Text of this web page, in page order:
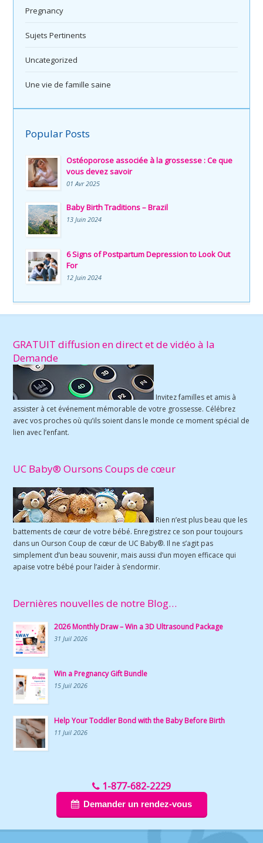
Pregnancy
Sujets Pertinents
Uncategorized
Une vie de famille saine
Popular Posts
Ostéoporose associée à la grossesse : Ce que
vous devez savoir
01 Avr 2025
Baby Birth Traditions – Brazil
13 Juin 2024
6 Signs of Postpartum Depression to Look Out
For
12 Juin 2024
GRATUIT diffusion en direct et de vidéo à la
Demande
Invitez familles et amis à
assister à cet événement mémorable de votre grossesse. Célébrez
avec vos proches où qu’ils soient dans le monde ce moment spécial de
lien avec l’enfant.
UC Baby® Oursons Coups de cœur
Rien n’est plus beau que les
battements de cœur de votre bébé. Enregistrez ce son pour toujours
dans un Ourson Coup de cœur de UC Baby®. Il ne s’agit pas
simplement d’un beau souvenir, mais aussi d’un moyen efficace qui
apaise votre bébé pour l’aider à s’endormir.
Dernières nouvelles de notre Blog…
2026 Monthly Draw – Win a 3D Ultrasound Package
31 Juil 2026
Win a Pregnancy Gift Bundle
15 Juil 2026
Help Your Toddler Bond with the Baby Before Birth
11 Juil 2026
1-877-682-2229
Demander un rendez-vous